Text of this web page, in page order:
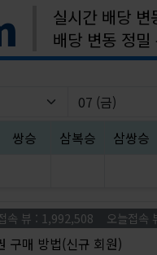
실시간 배당
배당 변동 정
쌍승 삼복승 삼쌍승
속 뷰 : 1,992,508 오늘접속
구매 방법(신규 회원)